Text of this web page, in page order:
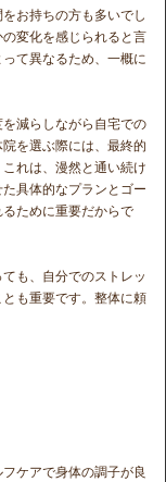
お持ちの方も多いでし
変化を感じられると言
て異なるため、一概に
減らしながら自宅での
を選ぶ際には、最終的
れは、漫然と通い続け
具体的なプランとゴー
ために重要だからで
も、自分でのストレッ
も重要です。整体に頼
ケアで身体の調子が良